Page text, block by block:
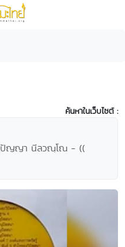
ค้นหาในเว็บไซต์ :
ปัญญา นีลวณฺโณ - ((